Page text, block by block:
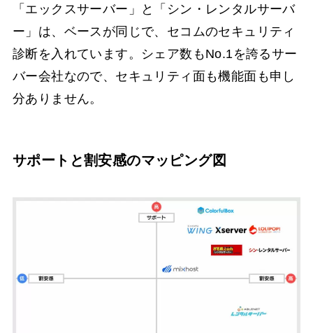
「エックスサーバー」と「シン・レンタルサーバ
ー」は、ベースが同じで、セコムのセキュリティ
診断を入れています。シェア数もNo.1を誇るサー
バー会社なので、セキュリティ面も機能面も申し
分ありません。
サポートと割安感のマッピング図